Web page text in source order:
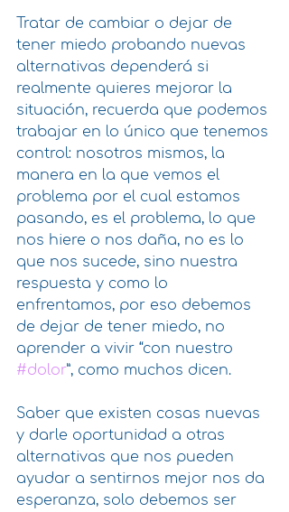
Tratar de cambiar o dejar de
tener miedo probando nuevas
alternativas dependerá si
realmente quieres mejorar la
situación, recuerda que podemos
trabajar en lo único que tenemos
control: nosotros mismos, la
manera en la que vemos el
problema por el cual estamos
pasando, es el problema, lo que
nos hiere o nos daña, no es lo
que nos sucede, sino nuestra
respuesta y como lo
enfrentamos, por eso debemos
de dejar de tener miedo, no
aprender a vivir “con nuestro
#dolor”, como muchos dicen.
Saber que existen cosas nuevas
y darle oportunidad a otras
alternativas que nos pueden
ayudar a sentirnos mejor nos da
esperanza, solo debemos ser